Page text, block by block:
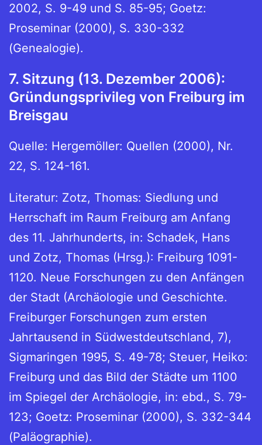
2002, S. 9-49 und S. 85-95; Goetz:
Proseminar (2000), S. 330-332
(Genealogie).
7. Sitzung (13. Dezember 2006):
Gründungsprivileg von Freiburg im
Breisgau
Quelle: Hergemöller: Quellen (2000), Nr.
22, S. 124-161.
Literatur: Zotz, Thomas: Siedlung und
Herrschaft im Raum Freiburg am Anfang
des 11. Jahrhunderts, in: Schadek, Hans
und Zotz, Thomas (Hrsg.): Freiburg 1091-
1120. Neue Forschungen zu den Anfängen
der Stadt (Archäologie und Geschichte.
Freiburger Forschungen zum ersten
Jahrtausend in Südwestdeutschland, 7),
Sigmaringen 1995, S. 49-78; Steuer, Heiko:
Freiburg und das Bild der Städte um 1100
im Spiegel der Archäologie, in: ebd., S. 79-
123; Goetz: Proseminar (2000), S. 332-344
(Paläographie).